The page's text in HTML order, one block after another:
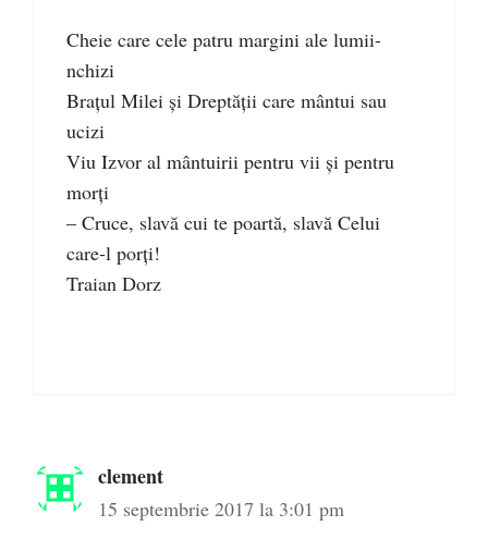
Cheie care cele patru margini ale lumii-
nchizi
Braţul Milei şi Dreptăţii care mântui sau
ucizi
Viu Izvor al mântuirii pentru vii şi pentru
morţi
– Cruce, slavă cui te poartă, slavă Celui
care-l porţi!
Traian Dorz
clement
15 septembrie 2017 la 3:01 pm